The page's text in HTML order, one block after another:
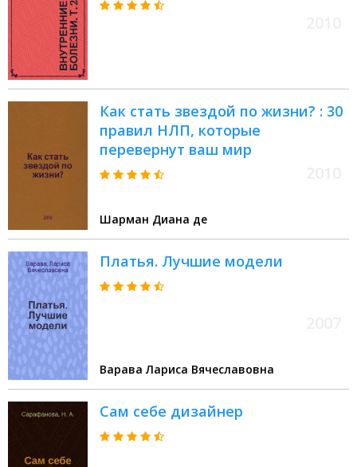
Как стать звездой по жизни? : 30
правил НЛП, которые
перевернут ваш мир
Шарман Диана де
Платья. Лучшие модели
Варава Лариса Вячеславовна
Сам себе дизайнер